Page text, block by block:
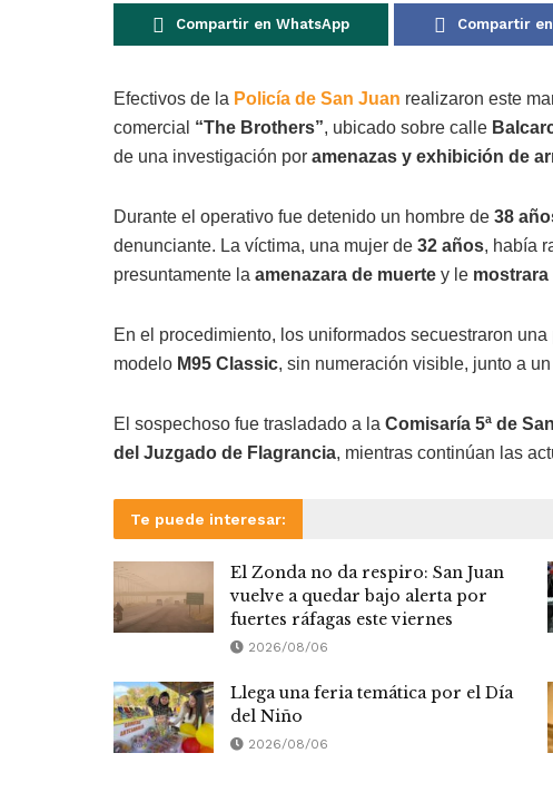
Compartir en WhatsApp Compartir
Efectivos de la Policía de San Juan realizaron este
comercial “The Brothers”, ubicado sobre calle
de una investigación por amenazas y exhibición de
Durante el operativo fue detenido un hombre de 38
denunciante. La víctima, una mujer de 32 años, había
presuntamente la amenazara de muerte y le mostrara
En el procedimiento, los uniformados secuestraron una
modelo M95 Classic, sin numeración visible, junto a un
El sospechoso fue trasladado a la Comisaría 5ª de
del Juzgado de Flagrancia, mientras continúan las
Te puede interesar:
El Zonda no da respiro: San Juan
vuelve a quedar bajo alerta por
fuertes ráfagas este viernes
2026/08/06
Llega una feria temática por el Día
del Niño
2026/08/06